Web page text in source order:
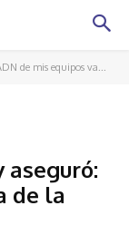
de mis equipos va...
aseguró:
de la